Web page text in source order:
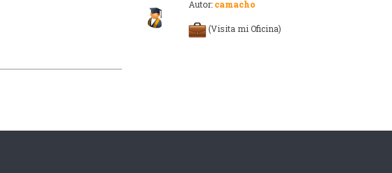
Autor: camacho
(Visita mi Oficina)